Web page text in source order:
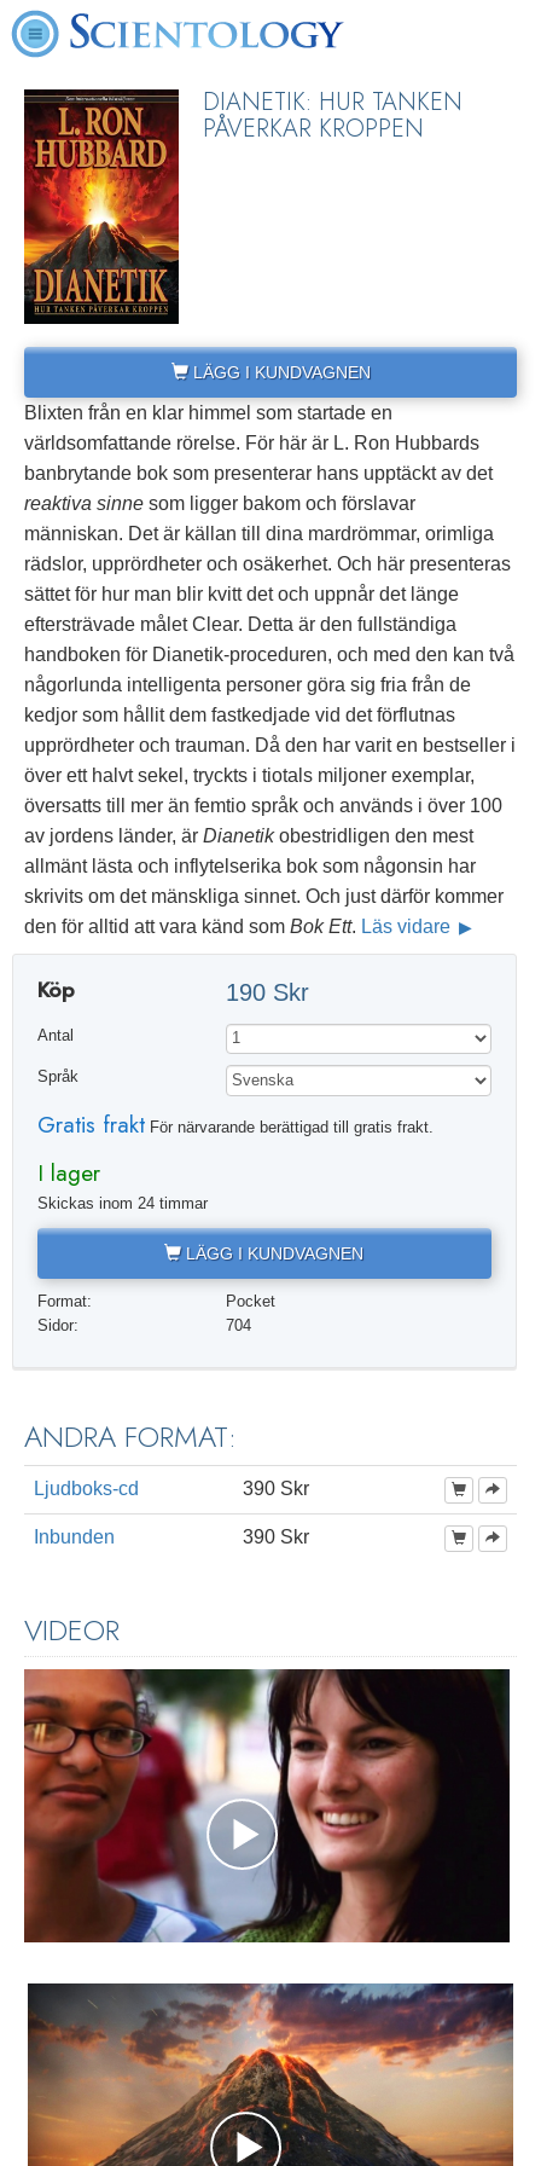
DIANETIK: HUR TANKEN
PÅVERKAR KROPPEN
LÄGG I KUNDVAGNEN
Blixten från en klar himmel som startade en
världsomfattande rörelse. För här är L. Ron Hubbards
banbrytande bok som presenterar hans upptäckt av det
reaktiva sinne som ligger bakom och förslavar
människan. Det är källan till dina mardrömmar, orimliga
rädslor, upprördheter och osäkerhet. Och här presenteras
sättet för hur man blir kvitt det och uppnår det länge
eftersträvade målet Clear. Detta är den fullständiga
handboken för Dianetik-proceduren, och med den kan två
någorlunda intelligenta personer göra sig fria från de
kedjor som hållit dem fastkedjade vid det förflutnas
upprördheter och trauman. Då den har varit en bestseller i
över ett halvt sekel, tryckts i tiotals miljoner exemplar,
översatts till mer än femtio språk och används i över 100
av jordens länder, är Dianetikobestridligen den mest
allmänt lästa och inflytelserika bok som någonsin har
skrivits om det mänskliga sinnet. Och just därför kommer
den för alltid att vara känd som Bok Ett. Läs vidare
Köp 190 Skr
Antal
Språk
Gratis fraktFör närvarande berättigad till gratis frakt.
I lager
Skickas inom 24 timmar
LÄGG I KUNDVAGNEN
Format:
Pocket
Sidor:
704
ANDRA FORMAT:
Ljudboks-cd 390 Skr
Inbunden 390 Skr
VIDEOR